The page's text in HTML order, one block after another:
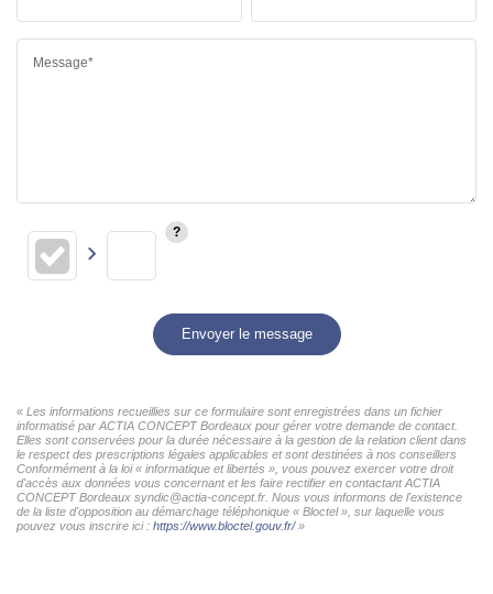
Message*
Envoyer le message
« Les informations recueillies sur ce formulaire sont enregistrées dans un fichier
informatisé par ACTIA CONCEPT Bordeaux pour gérer votre demande de contact.
Elles sont conservées pour la durée nécessaire à la gestion de la relation client dans
le respect des prescriptions légales applicables et sont destinées à nos conseillers
Conformément à la loi « informatique et libertés », vous pouvez exercer votre droit
d'accès aux données vous concernant et les faire rectifier en contactant ACTIA
CONCEPT Bordeaux syndic@actia-concept.fr. Nous vous informons de l'existence
de la liste d'opposition au démarchage téléphonique « Bloctel », sur laquelle vous
pouvez vous inscrire ici : https://www.bloctel.gouv.fr/»